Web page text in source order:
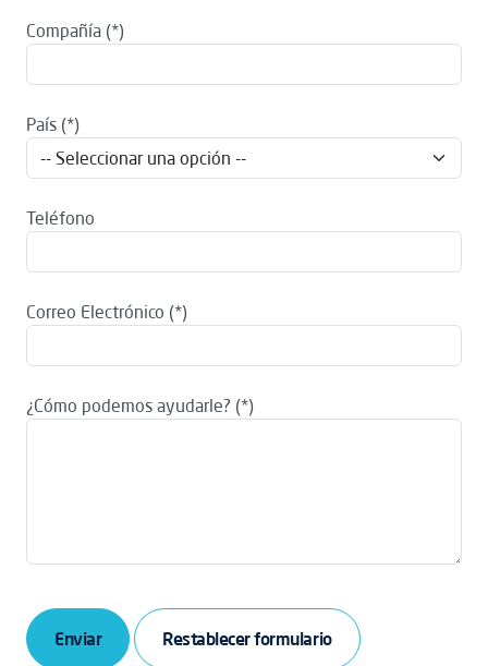
Compañía
País
Teléfono
Correo Electrónico
¿Cómo podemos ayudarle?
Enviar